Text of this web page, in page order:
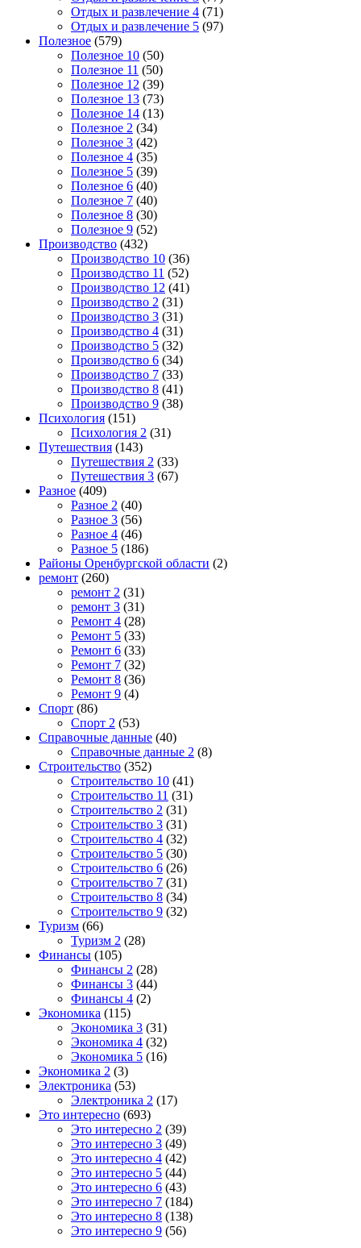
Отдых и развлечение 4 (71)
Отдых и развлечение 5 (97)
Полезное (579)
Полезное 10 (50)
Полезное 11 (50)
Полезное 12 (39)
Полезное 13 (73)
Полезное 14 (13)
Полезное 2 (34)
Полезное 3 (42)
Полезное 4 (35)
Полезное 5 (39)
Полезное 6 (40)
Полезное 7 (40)
Полезное 8 (30)
Полезное 9 (52)
Производство (432)
Производство 10 (36)
Производство 11 (52)
Производство 12 (41)
Производство 2 (31)
Производство 3 (31)
Производство 4 (31)
Производство 5 (32)
Производство 6 (34)
Производство 7 (33)
Производство 8 (41)
Производство 9 (38)
Психология (151)
Психология 2 (31)
Путешествия (143)
Путешествия 2 (33)
Путешествия 3 (67)
Разное (409)
Разное 2 (40)
Разное 3 (56)
Разное 4 (46)
Разное 5 (186)
Районы Оренбургской области (2)
ремонт (260)
ремонт 2 (31)
ремонт 3 (31)
Ремонт 4 (28)
Ремонт 5 (33)
Ремонт 6 (33)
Ремонт 7 (32)
Ремонт 8 (36)
Ремонт 9 (4)
Спорт (86)
Спорт 2 (53)
Справочные данные (40)
Справочные данные 2 (8)
Строительство (352)
Строительство 10 (41)
Строительство 11 (31)
Строительство 2 (31)
Строительство 3 (31)
Строительство 4 (32)
Строительство 5 (30)
Строительство 6 (26)
Строительство 7 (31)
Строительство 8 (34)
Строительство 9 (32)
Туризм (66)
Туризм 2 (28)
Финансы (105)
Финансы 2 (28)
Финансы 3 (44)
Финансы 4 (2)
Экономика (115)
Экономика 3 (31)
Экономика 4 (32)
Экономика 5 (16)
Экономика 2 (3)
Электроника (53)
Электроника 2 (17)
Это интересно (693)
Это интересно 2 (39)
Это интересно 3 (49)
Это интересно 4 (42)
Это интересно 5 (44)
Это интересно 6 (43)
Это интересно 7 (184)
Это интересно 8 (138)
Это интересно 9 (56)